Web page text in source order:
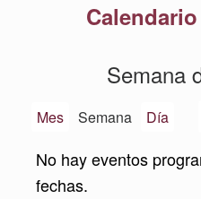
Semana
Mes Semana Día
No hay eventos
fechas.